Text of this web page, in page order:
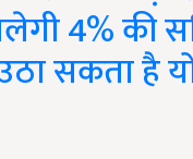
4% की
सकता है